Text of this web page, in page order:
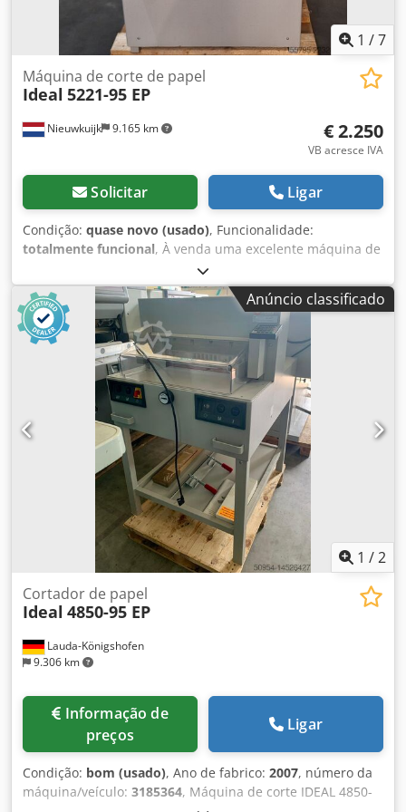
1 /7
Nieuwkuijk 9.165 km
Máquina de corte de papel
Ideal 5221-95 EP
€ 2.250
VB acresce IVA
Solicitar Ligar
Condição: quase novo (usado), Funcionalidade:
totalmente funcional, À venda uma excelente máquina de
corte de papel. Marca Ideal. Modelo 5221-95 EP, com 9
programas e voltagem de 230 V. Completa, com todos os
acessórios. Dodpfxszlqkne Ai Deck Naturalmente,
convidamos você a testar esta máquina em nossas
instalações. Podemos organizar o transporte e a
embalagem, e carregá-la num camião ou contentor.
Solicite um preço que inclua o transporte (localização na
Holanda). Se pretende adquirir esta máquina agora? Envie,
por favor, os dados da sua empresa e o seu número de
identificação fiscal (NIF). Em seguida, enviaremos uma
fatura proforma. Atenciosamente, Henk Hoos.
Anúncio classificado
1 /2
Lauda-Königshofen
9.306 km
Cortador de papel
Ideal 4850-95 EP
preços
Ligar
Condição: bom (usado), Ano de fabrico: 2007, número da
máquina/veículo: 3185364, Máquina de corte IDEAL 4850-